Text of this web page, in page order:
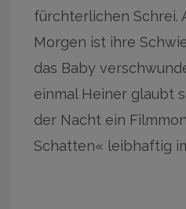
fürchterlichen Schrei.
Morgen ist ihre
das Baby
einmal Heiner glaubt
der Nacht ein
Schatten« leibhaftig